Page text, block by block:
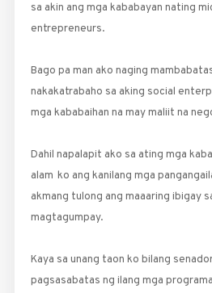
sa akin ang mga kababayan nating
entrepreneurs.
Bago pa man ako naging
nakakatrabaho sa aking social
mga kababaihan na may maliit na
Dahil napalapit ako sa ating mga
alam ko ang kanilang mga
akmang tulong ang maaaring ibigay
magtagumpay.
Kaya sa unang taon ko bilang
pagsasabatas ng ilang mga